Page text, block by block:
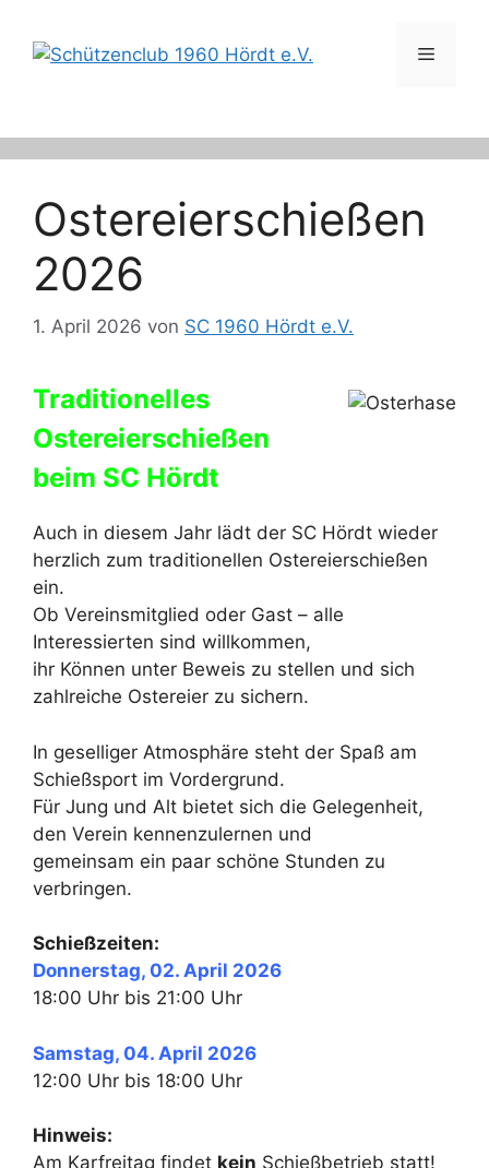
Inhalt
springen
Menü
Ostereierschießen
2026
1. April 2026 von SC 1960 Hördt e.V.
Traditionelles
Ostereierschießen
beim SC Hördt
Auch in diesem Jahr lädt der SC Hördt wieder
herzlich zum traditionellen Ostereierschießen
ein.
Ob Vereinsmitglied oder Gast – alle
Interessierten sind willkommen,
ihr Können unter Beweis zu stellen und sich
zahlreiche Ostereier zu sichern.
In geselliger Atmosphäre steht der Spaß am
Schießsport im Vordergrund.
Für Jung und Alt bietet sich die Gelegenheit,
den Verein kennenzulernen und
gemeinsam ein paar schöne Stunden zu
verbringen.
Schießzeiten:
Donnerstag, 02. April 2026
18:00 Uhr bis 21:00 Uhr
Samstag, 04. April 2026
12:00 Uhr bis 18:00 Uhr
Hinweis:
Am Karfreitag findet kein Schießbetrieb statt!